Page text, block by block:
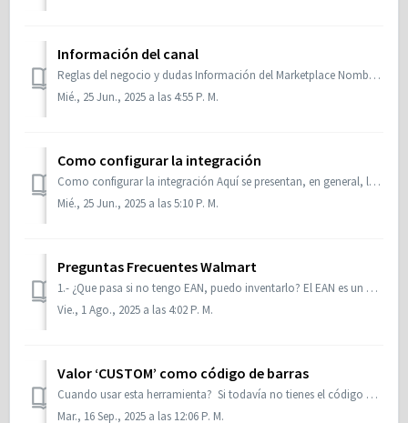
Información del canal
Reglas del negocio y dudas Información del Marketplace Nombre del marketplace: Walmart Chile/México Slogan del marketplace: Save money. Live better Paí...
Mié., 25 Jun., 2025 a las 4:55 P. M.
Como configurar la integración
Como configurar la integración Aquí se presentan, en general, los requisitos y particularidades para la integración de ANYMARKET con el canal Walmart. S...
Mié., 25 Jun., 2025 a las 5:10 P. M.
Preguntas Frecuentes Walmart
1.- ¿Que pasa si no tengo EAN, puedo inventarlo? El EAN es un atributo obligatorio y numérico en Walmart, mas no puede inventarse. Importante sobre ...
Vie., 1 Ago., 2025 a las 4:02 P. M.
Valor ‘CUSTOM’ como código de barras
Cuando usar esta herramienta? Si todavía no tienes el código de barras o ProductId pero deseas subir tu catalogo a Walmart. Cómo usarlo? ...
Mar., 16 Sep., 2025 a las 12:06 P. M.